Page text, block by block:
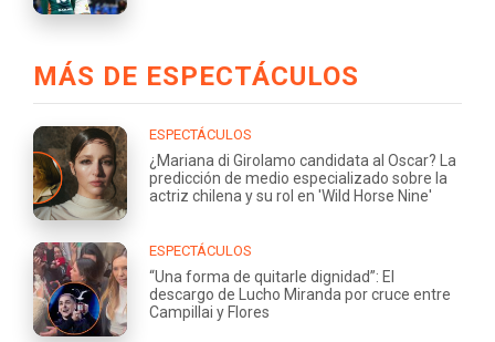
MÁS DE ESPECTÁCULOS
ESPECTÁCULOS
¿Mariana di Girolamo candidata al Oscar? La
predicción de medio especializado sobre la
actriz chilena y su rol en 'Wild Horse Nine'
ESPECTÁCULOS
“Una forma de quitarle dignidad”: El
descargo de Lucho Miranda por cruce entre
Campillai y Flores